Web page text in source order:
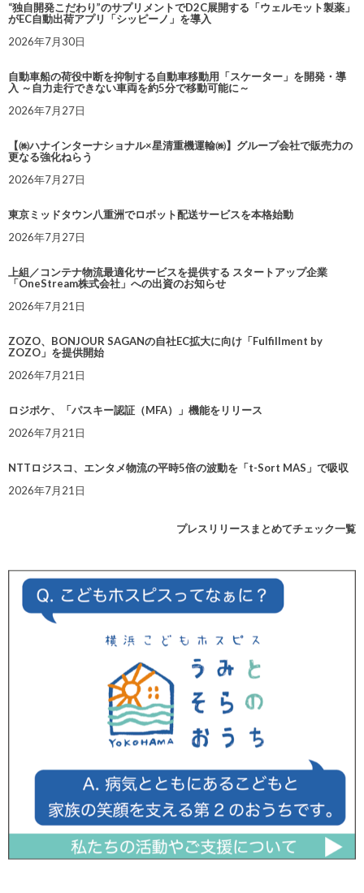
“独自開発こだわり”のサプリメントでD2C展開する「ウェルモット製薬」
がEC自動出荷アプリ「シッピーノ」を導入
2026年7月30日
自動車船の荷役中断を抑制する自動車移動用「スケーター」を開発・導
入 ～自力走行できない車両を約5分で移動可能に～
2026年7月27日
【㈱ハナインターナショナル×星清重機運輸㈱】グループ会社で販売力の
更なる強化ねらう
2026年7月27日
東京ミッドタウン八重洲でロボット配送サービスを本格始動
2026年7月27日
上組／コンテナ物流最適化サービスを提供する スタートアップ企業
「OneStream株式会社」への出資のお知らせ
2026年7月21日
ZOZO、BONJOUR SAGANの自社EC拡大に向け「Fulfillment by
ZOZO」を提供開始
2026年7月21日
ロジポケ、「パスキー認証（MFA）」機能をリリース
2026年7月21日
NTTロジスコ、エンタメ物流の平時5倍の波動を「t-Sort MAS」で吸収
2026年7月21日
プレスリリースまとめてチェック一覧